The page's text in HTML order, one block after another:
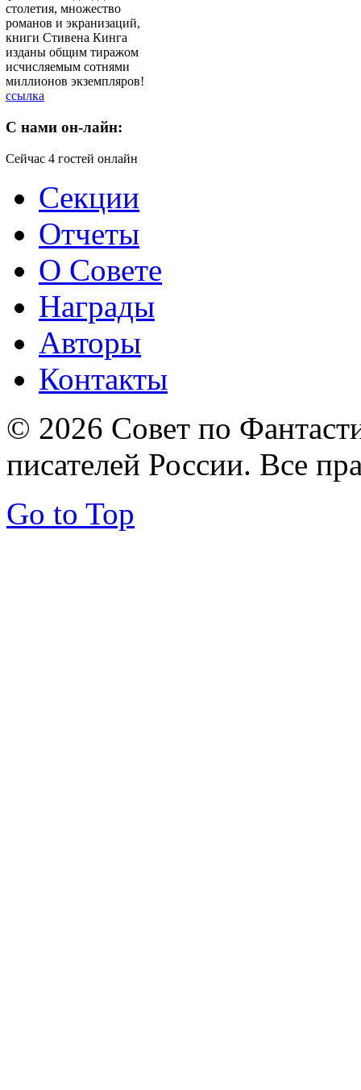
столетия, множество
романов и экранизаций,
книги Стивена Кинга
изданы общим тиражом
исчисляемым сотнями
миллионов экземпляров!
ссылка
C нами он-лайн:
Сейчас 4 гостей онлайн
Секции
Отчеты
О Совете
Награды
Авторы
Контакты
© 2026 Совет по
писателей России. Все
Go to Top